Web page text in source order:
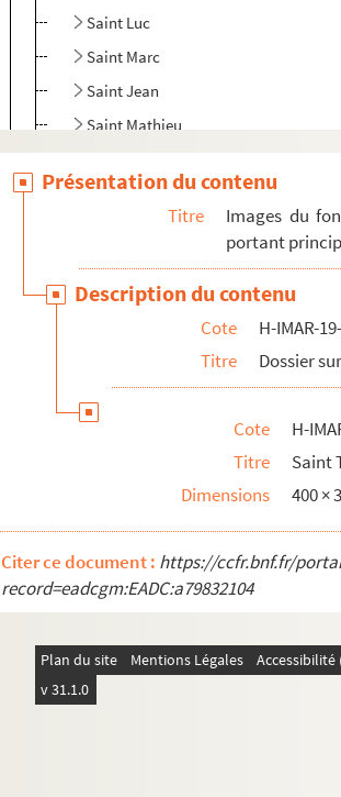
Saint Luc
Saint Marc
Saint Jean
Saint Mathieu
H-IMAR-22-1-1. Grand tableau
Rois Mages
Pomey - Saint Goar d'Arneke
Les saints "Septem Dormientes"
Les saints martyrs
Sainte Marie, sainte Marthe et autres
H-IMAR-22-11-65. AVCtor Fratrum
H-IMAR-22-12-66. Les deux cents
H-IMAR-22-13-67. Les dix milles
H-IMAR-22-14-68. Incipit prologus
H-IMAR-22-15-69. Nouvelles fleurs des
Calendrier des saints
H-IMAR-22-24-97. Die HL. Ih Nothhalfer
H-IMAR-22-25-98. Le massacre des
Présentation du contenu
Titre
Images du
portant
Description du contenu
Cote
H-IMAR-
Titre
Dossier
Cote
H-
Titre
Saint
Dimensions
400 ×
Citer ce document : https://ccfr.bnf.fr/
record=eadcgm:EADC:a79832104
Plan du site Mentions Légales
v 31.1.0